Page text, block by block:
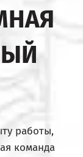
работы,
команда